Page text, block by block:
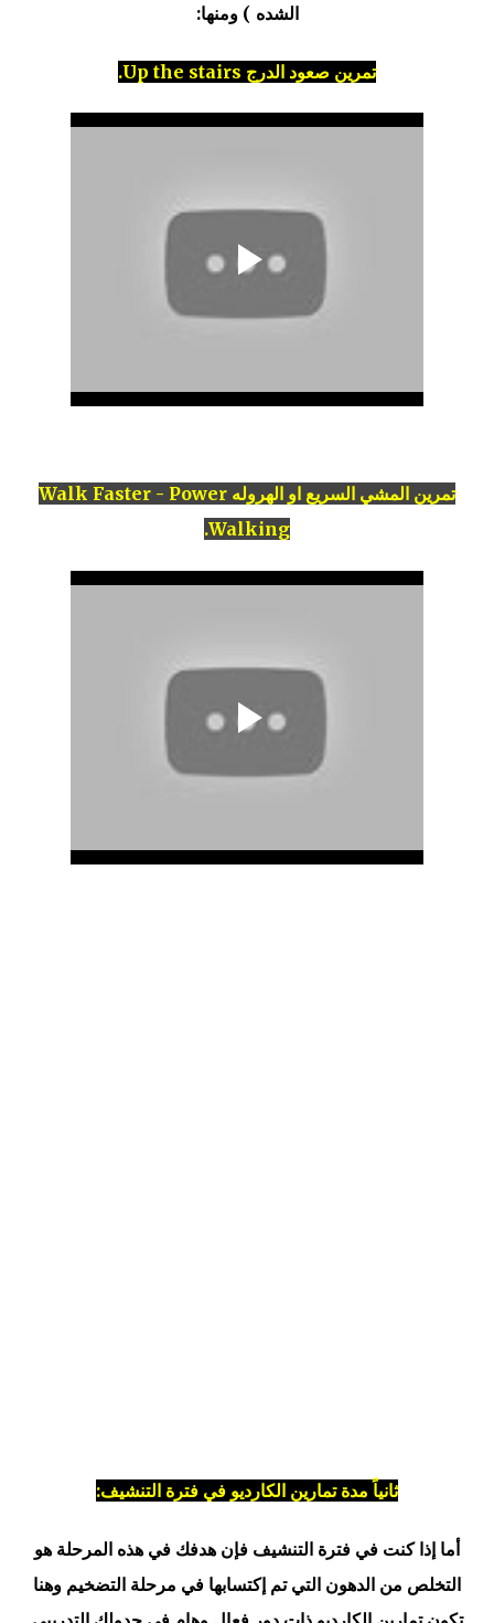
الشده ) ومنها:
تمرين صعود الدرج Up the stairs.
تمرين المشي السريع او الهروله Walk Faster - Power
Walking.
ثانياً مدة تمارين الكارديو في فترة التنشيف:
أما إذا كنت في فترة التنشيف فإن هدفك في هذه المرحلة هو
التخلص من الدهون التي تم إكتسابها في مرحلة التضخيم وهنا